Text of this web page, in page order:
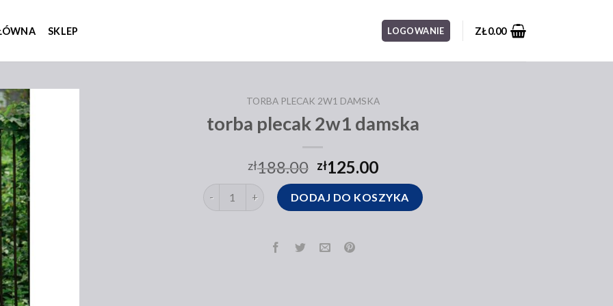
SKLEP LOGOWANIE ZŁ0.00
TORBA PLECAK 2W1 DAMSKA
torba plecak 2w1 damska
zł188.00 zł125.00
ilość torba plecak 2w1 damskaDODAJ DO KOSZYKA